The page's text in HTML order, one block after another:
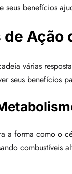
seus benefícios
Ação
várias
seus benefícios
a forma como o
combustíveis